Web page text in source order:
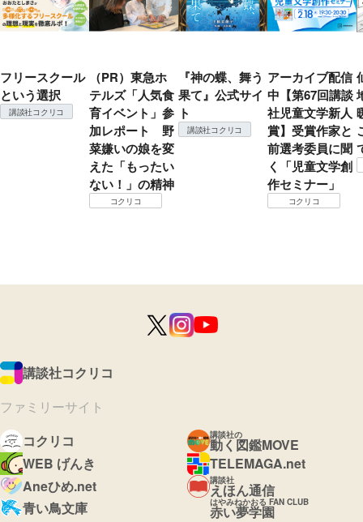
フリースクール
という選択
講談社コクリコ
（PR）東急ホ
テルズ「人気食
育イベント」参
加レポート 野
菜嫌いの娘を変
えた「もったい
ない！」の精神
コクリコ
『神の蝶、舞う
果て』公式サイ
ト
講談社コクリコ
アーカイブ配信
中【第67回講談
社児童文学新人
賞】受賞作家と
前選考委員に聞
く「児童文学創
作セミナー」
コクリコ
講談社コクリコ
ファミリーサイト
コクリコ
講談社の
動く図鑑MOVE
WEB げんき
TELEMAGA.net
Aneひめ.net
講談社
えほん通信
青い鳥文庫
はやみねかおる FAN CLUB
赤い夢学園